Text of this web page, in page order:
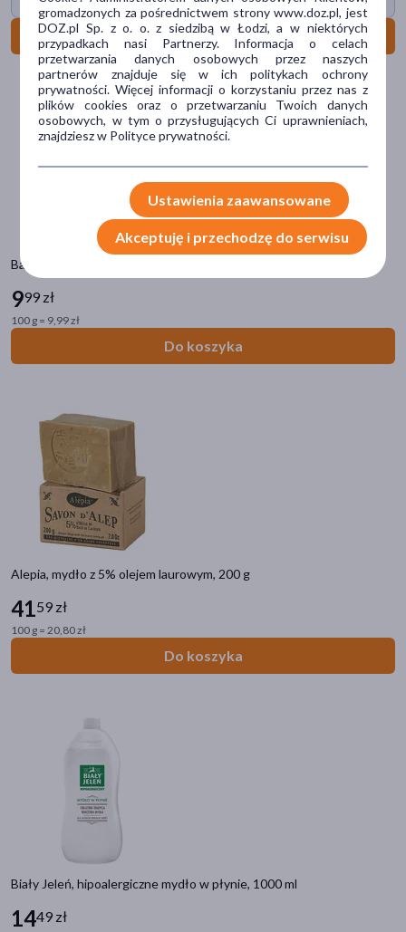
Do koszyka
Barwa Siarkowa, mydło siarkowe antytrądzikowe, 100 g
999 zł
100 g = 9,99 zł
Do koszyka
Alepia, mydło z 5% olejem laurowym, 200 g
4159 zł
100 g = 20,80 zł
Do koszyka
Biały Jeleń, hipoalergiczne mydło w płynie, 1000 ml
1449 zł
Marka
AA(2)
Alepia(8)
Arganove(1)
pokaż więcej
wrażliwa(84)
atopowa(36)
pokaż więcej
Linia produktowa
Luksja Creamy & Soft
Barwa Hipoalergiczna
Biały Jeleń Kozie Mleko(5)
Biały Jeleń Hipoalergiczny
Aura Słodkie Sekrety(4)
gromadzonych za pośrednictwem strony www.doz.pl, jest
DOZ.pl Sp. z o. o. z siedzibą w Łodzi, a w niektórych
przypadkach nasi Partnerzy. Informacja o celach
przetwarzania danych osobowych przez naszych
partnerów znajduje się w ich politykach ochrony
prywatności. Więcej informacji o korzystaniu przez nas z
plików cookies oraz o przetwarzaniu Twoich danych
osobowych, w tym o przysługujących Ci uprawnieniach,
znajdziesz w Polityce prywatności.
Ustawienia zaawansowane
Akceptuję i przechodzę do serwisu